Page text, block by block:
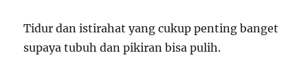
Tidur dan istirahat yang cukup penting banget
supaya tubuh dan pikiran bisa pulih.